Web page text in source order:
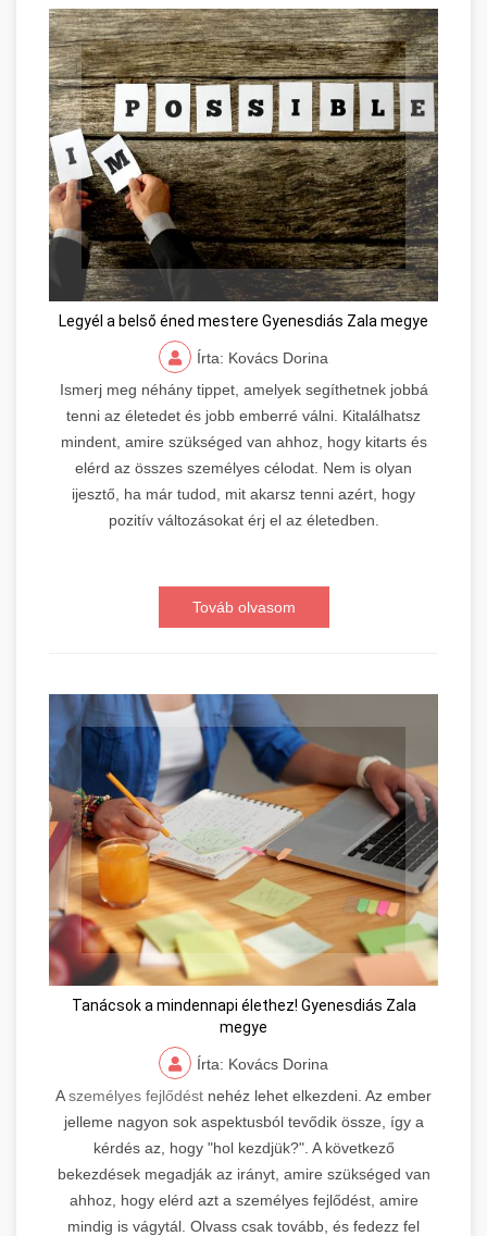
Legyél a belső éned mestere Gyenesdiás Zala megye
Írta: Kovács Dorina
Ismerj meg néhány tippet, amelyek segíthetnek jobbá
tenni az életedet és jobb emberré válni. Kitalálhatsz
mindent, amire szükséged van ahhoz, hogy kitarts és
elérd az összes személyes célodat. Nem is olyan
ijesztő, ha már tudod, mit akarsz tenni azért, hogy
pozitív változásokat érj el az életedben.
Továb olvasom
Tanácsok a mindennapi élethez! Gyenesdiás Zala
megye
Írta: Kovács Dorina
Aszemélyes fejlődést nehéz lehet elkezdeni. Az ember
jelleme nagyon sok aspektusból tevődik össze, így a
kérdés az, hogy "hol kezdjük?". A következő
bekezdések megadják az irányt, amire szükséged van
ahhoz, hogy elérd azt a személyes fejlődést, amire
mindig is vágytál. Olvass csak tovább, és fedezz fel